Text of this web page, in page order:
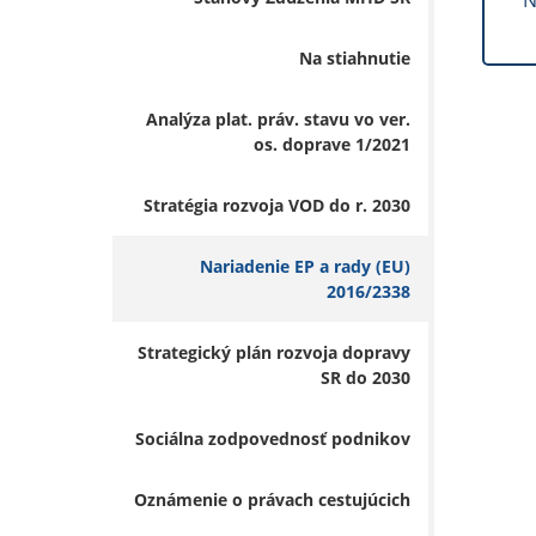
Na stiahnutie
Analýza plat. práv. stavu vo ver.
os. doprave 1/2021
Stratégia rozvoja VOD do r. 2030
Nariadenie EP a rady (EU)
2016/2338
Strategický plán rozvoja dopravy
SR do 2030
Sociálna zodpovednosť podnikov
Oznámenie o právach cestujúcich